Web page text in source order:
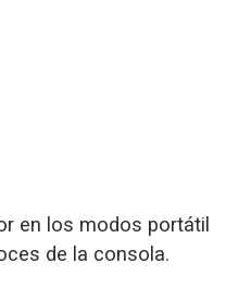
en los modos portátil
de la consola.